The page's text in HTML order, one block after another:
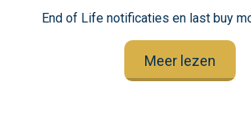
End of Life notificaties en last buy
Meer lezen